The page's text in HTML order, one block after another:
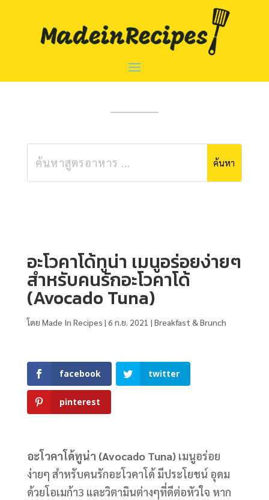
อะโวคาโด้ทูน่า เมนูอร่อยง่ายๆ
สำหรับคนรักอะโวคาโด้
(Avocado Tuna)
โดย Made In Recipes | 6 ก.ย. 2021 | Breakfast & Brunch
facebook twitter
pinterest
อะโวคาโด้ทูน่า (Avocado Tuna) เมนูอร่อย
ง่ายๆ สำหรับคนรักอะโวคาโด้ มีประโยชน์ อุดม
ด้วยโอเมก้า3 และวิตามินต่างๆที่ดีต่อหัวใจ หาก